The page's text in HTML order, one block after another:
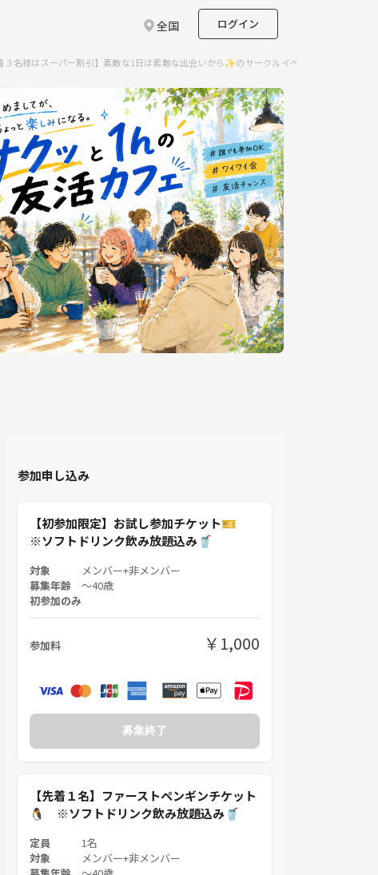
全国 ログイン
名様はスーパー割引】素敵な1日は素敵な出会いから✨のサークルイベント
参加申し込み
【初参加限定】お試し参加チケット🎫
※ソフトドリンク飲み放題込み🥤
対象 メンバー+非メンバー
募集年齢 〜40歳
初参加のみ
参加料 ￥1,000
募集終了
【先着１名】ファーストペンギンチケット
🐧 ※ソフトドリンク飲み放題込み🥤
定員 1名
対象
メンバー+非メンバー